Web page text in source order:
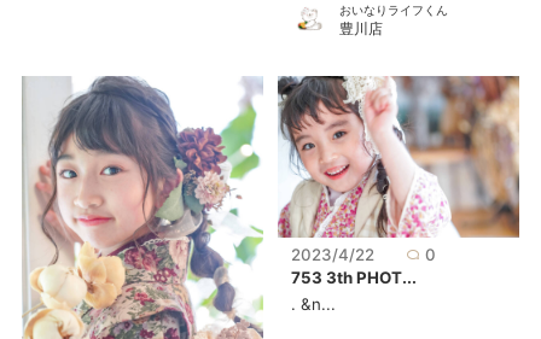
おいなりライフくん
豊川店
2023/4/22
0
753 3th PHOT...
. &n...